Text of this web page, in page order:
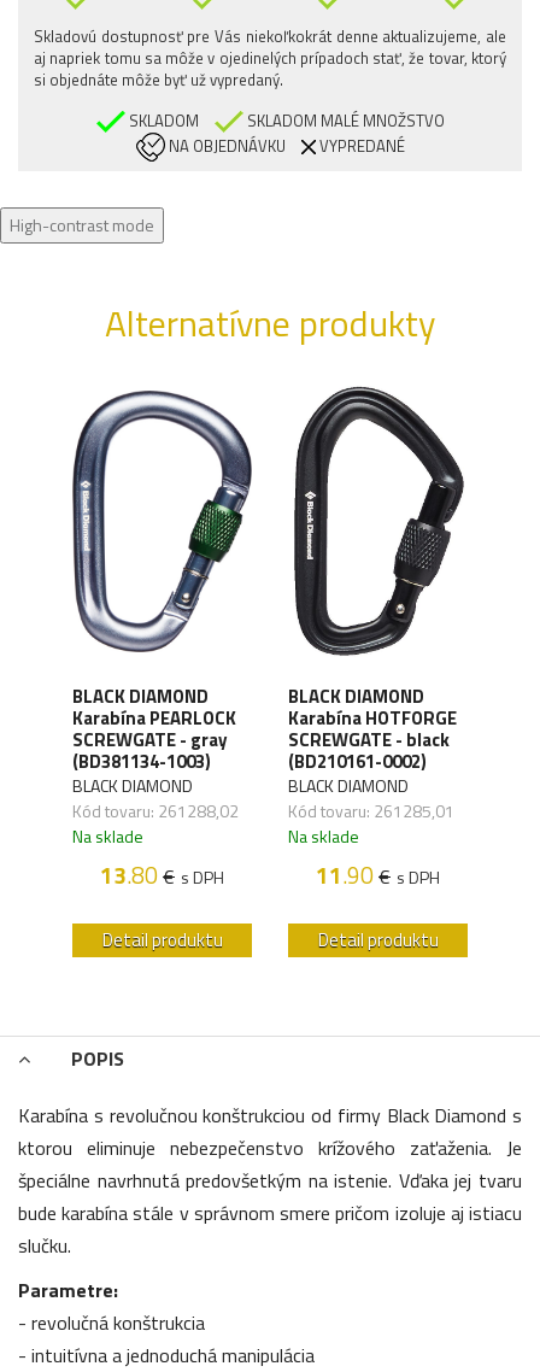
Skladovú dostupnosť pre Vás niekoľkokrát denne aktualizujeme, ale
aj napriek tomu sa môže v ojedinelých prípadoch stať, že tovar, ktorý
si objednáte môže byť už vypredaný.
SKLADOM
SKLADOM MALÉ MNOŽSTVO
NA OBJEDNÁVKU
VYPREDANÉ
High-contrast mode
Alternatívne produkty
BLACK DIAMOND
Karabína PEARLOCK
SCREWGATE - gray
(BD381134-1003)
BLACK DIAMOND
Kód tovaru: 261288,02
Na sklade
13.80€ s DPH
Detail produktu
BLACK DIAMOND
Karabína HOTFORGE
SCREWGATE - black
(BD210161-0002)
BLACK DIAMOND
Kód tovaru: 261285,01
Na sklade
11.90€ s DPH
Detail produktu
POPIS
Karabína s revolučnou konštrukciou od firmy Black Diamond s
ktorou eliminuje nebezpečenstvo krížového zaťaženia. Je
špeciálne navrhnutá predovšetkým na istenie. Vďaka jej tvaru
bude karabína stále v správnom smere pričom izoluje aj istiacu
slučku.
Parametre:
- revolučná konštrukcia
- intuitívna a jednoduchá manipulácia